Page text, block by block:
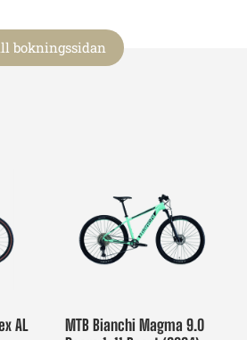
bokningssidan
AL
MTB Bianchi Magma 9.0